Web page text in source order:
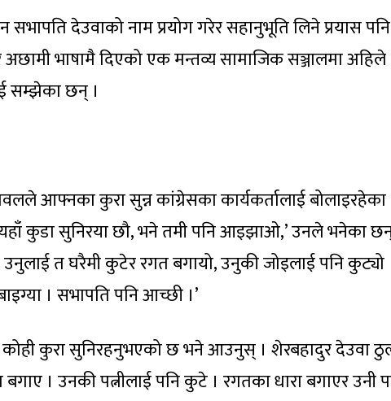
सभापति देउवाको नाम प्रयोग गरेर सहानुभूति लिने प्रयास पनि
भाषामै दिएको एक मन्तव्य सामाजिक सञ्जालमा अहिले
सम्झेका छन् ।
आफ्नका कुरा सुन्न कांग्रेसका कार्यकर्तालाई बोलाइरहेका
यहाँ कुडा सुनिरया छौ, भने तमी पनि आइझाओ,’ उनले भनेका
उनुलाई त घरैमी कुटेर रगत बगायो, उनुकी जोइलाई पनि कुट्यो
। सभापति पनि आच्छी ।’
कुरा सुनिरहनुभएको छ भने आउनुस् । शेरबहादुर देउवा
। उनकी पत्नीलाई पनि कुटे । रगतका धारा बगाएर उनी